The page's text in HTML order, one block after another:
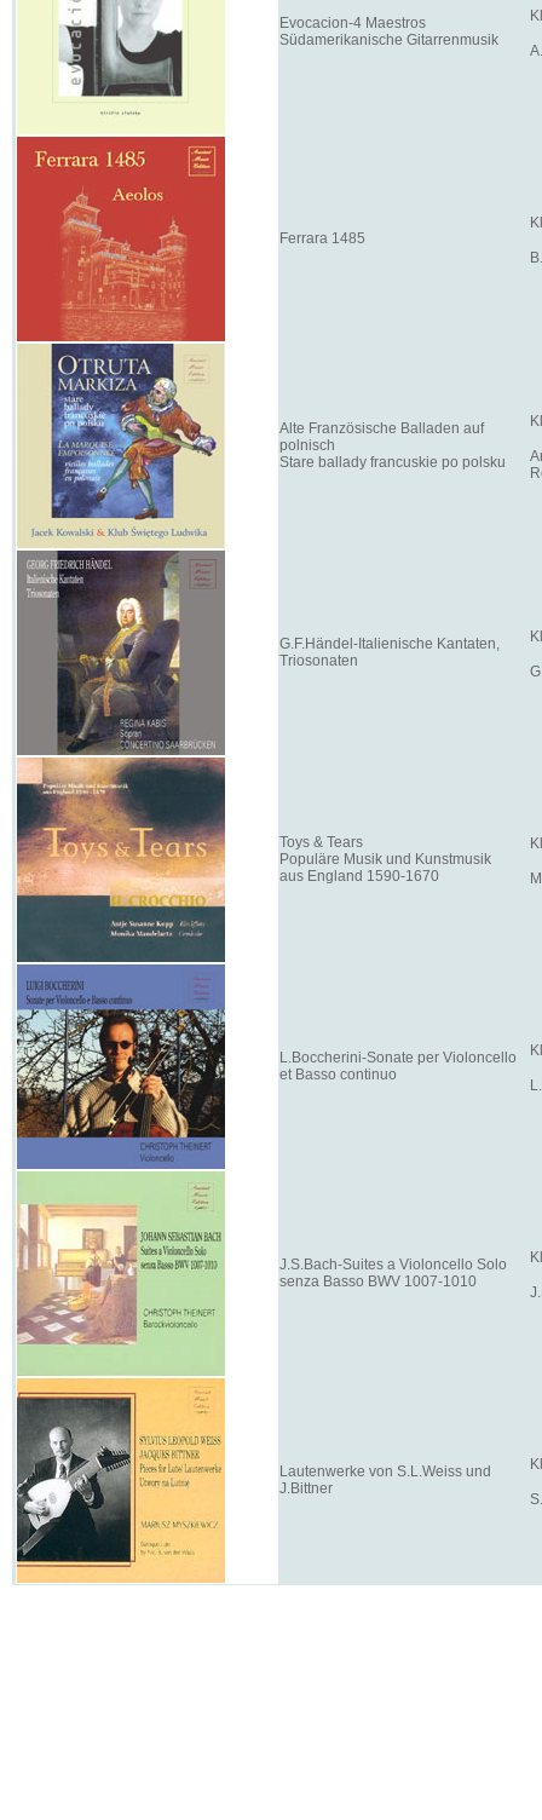
Evocacion-4 Maestros
Südamerikanische Gitarrenmusik
Ferrara 1485
Alte Französische Balladen auf
polnisch
Stare ballady francuskie po polsku
G.F.Händel-Italienische Kantaten,
Triosonaten
Toys & Tears
Populäre Musik und Kunstmusik
aus England 1590-1670
L.Boccherini-Sonate per Violoncello
et Basso continuo
J.S.Bach-Suites a Violoncello Solo
senza Basso BWV 1007-1010
Lautenwerke von S.L.Weiss und
J.Bittner